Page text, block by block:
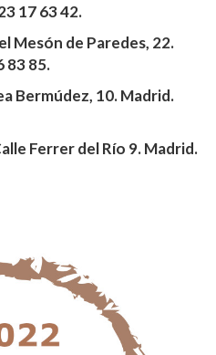
17 63 42.
Mesón de Paredes, 22.
83 85.
Bermúdez, 10. Madrid.
Ferrer del Río 9. Madrid.